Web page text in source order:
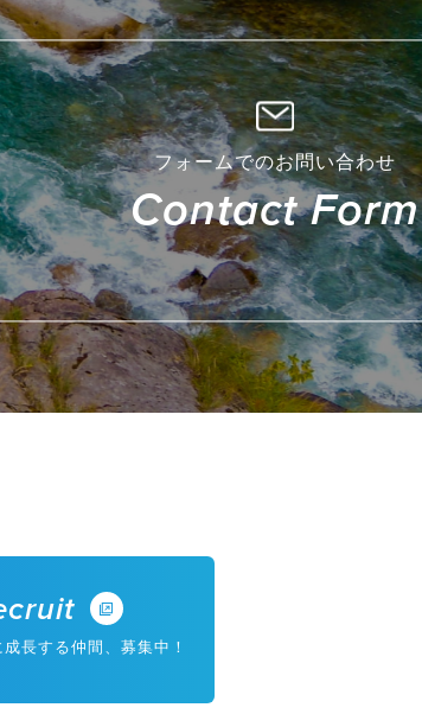
フォームでのお問い合わせ
Contact Form
成長する仲間、募集中！